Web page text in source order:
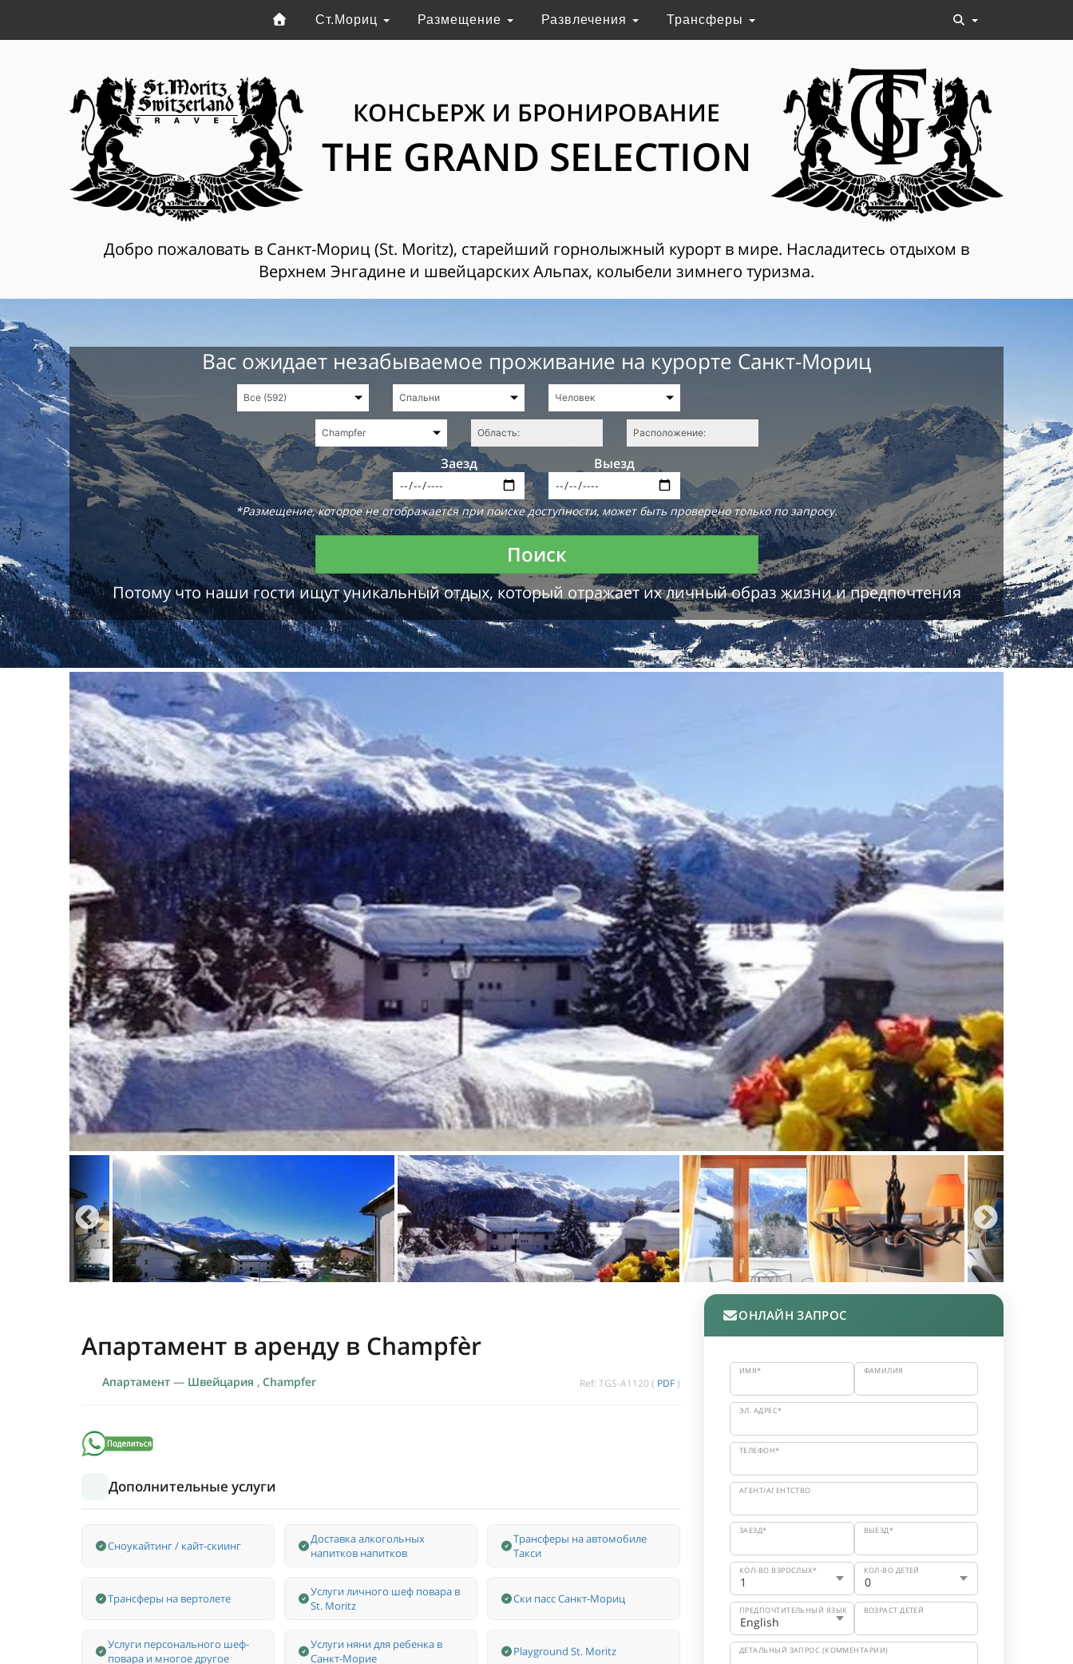
Ст.Мориц Размещение Развлечения Трансферы
КОНСЬЕРЖ И БРОНИРОВАНИЕ
THE GRAND SELECTION
Добро пожаловать в Санкт-Мориц (St. Moritz), старейший горнолыжный курорт в мире. Насладитесь отдыхом в
Верхнем Энгадине и швейцарских Альпах, колыбели зимнего туризма.
Вас ожидает незабываемое проживание на курорте Санкт-Мориц
Заезд Выезд
*Размещение, которое не отображается при поиске доступности, может быть проверено только по запросу.
Поиск
Потому что наши гости ищут уникальный отдых, который отражает их личный образ жизни и предпочтения
Апартамент в аренду в Champfèr
Апартамент — Швейцария , Champfer Ref: TGS-A1120 ( PDF )
Дополнительные услуги
Сноукайтинг / кайт-скиинг
Доставка алкогольных
напитков напитков
Трансферы на автомобиле
Такси
Трансферы на вертолете
Услуги личного шеф повара в
St. Moritz
Ски пасс Санкт-Мориц
Услуги персонального шеф-
повара и многое другое
Услуги няни для ребенка в
Санкт-Морие
Playground St. Moritz
ОНЛАЙН ЗАПРОС
ИМЯ* ФАМИЛИЯ
ЭЛ. АДРЕС*
ТЕЛЕФОН*
АГЕНТ/АГЕНТСТВО
ЗАЕЗД* ВЫЕЗД*
КОЛ-ВО ВЗРОСЛЫХ* КОЛ-ВО ДЕТЕЙ
ПРЕДПОЧТИТЕЛЬНЫЙ ЯЗЫК ВОЗРАСТ ДЕТЕЙ
ДЕТАЛЬНЫЙ ЗАПРОС (КОММЕНТАРИИ)